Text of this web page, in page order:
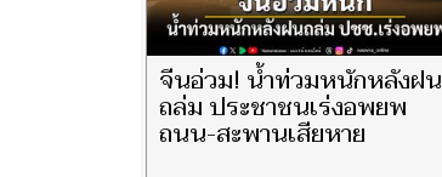
จีนอ่วม! น้ำท่วมหนักหลังฝน
ถล่ม ประชาชนเร่งอพยพ
ถนน-สะพานเสียหาย